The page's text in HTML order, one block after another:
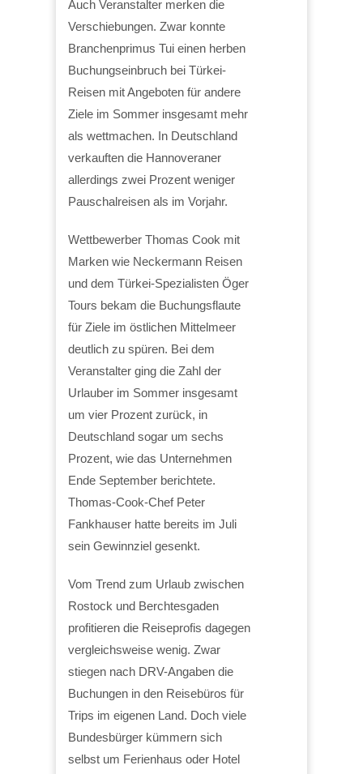
Auch Veranstalter merken die
Verschiebungen. Zwar konnte
Branchenprimus Tui einen herben
Buchungseinbruch bei Türkei-
Reisen mit Angeboten für andere
Ziele im Sommer insgesamt mehr
als wettmachen. In Deutschland
verkauften die Hannoveraner
allerdings zwei Prozent weniger
Pauschalreisen als im Vorjahr.
Wettbewerber Thomas Cook mit
Marken wie Neckermann Reisen
und dem Türkei-Spezialisten Öger
Tours bekam die Buchungsflaute
für Ziele im östlichen Mittelmeer
deutlich zu spüren. Bei dem
Veranstalter ging die Zahl der
Urlauber im Sommer insgesamt
um vier Prozent zurück, in
Deutschland sogar um sechs
Prozent, wie das Unternehmen
Ende September berichtete.
Thomas-Cook-Chef Peter
Fankhauser hatte bereits im Juli
sein Gewinnziel gesenkt.
Vom Trend zum Urlaub zwischen
Rostock und Berchtesgaden
profitieren die Reiseprofis dagegen
vergleichsweise wenig. Zwar
stiegen nach DRV-Angaben die
Buchungen in den Reisebüros für
Trips im eigenen Land. Doch viele
Bundesbürger kümmern sich
selbst um Ferienhaus oder Hotel